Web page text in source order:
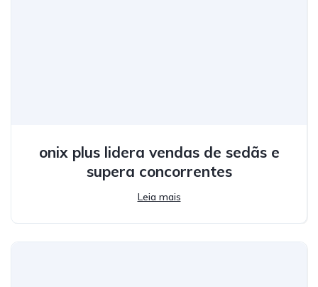
onix plus lidera vendas de sedãs e
supera concorrentes
Leia mais